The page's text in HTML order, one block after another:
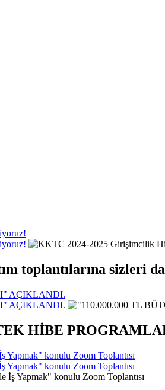
toplantılarına sizleri
AÇIKLANDI.
AÇIKLANDI.
HİBE
Yapmak" konulu Zoom Toplantısı
Yapmak" konulu Zoom Toplantısı